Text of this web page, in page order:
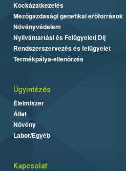
Kockázatkezelés
Mezőgazdasági genetikai erőforrások
Növényvédelem
Nyilvántartási és Felügyeleti Díj
Rendszerszervezés és felügyelet
Termékpálya-ellenőrzés
Ügyintézés
Élelmiszer
Állat
Növény
Labor/Egyéb
Kapcsolat